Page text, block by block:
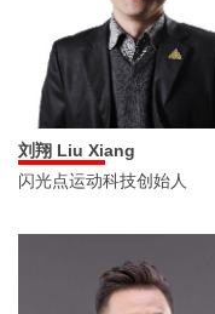
刘翔 Liu Xiang
闪光点运动科技创始人